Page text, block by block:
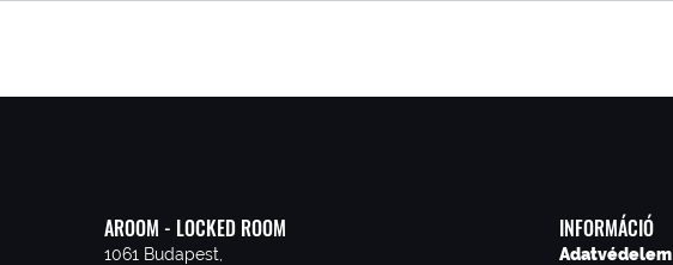
AROOM - LOCKED ROOM
1061 Budapest,
INFORMÁCIÓ
Adatvédelem